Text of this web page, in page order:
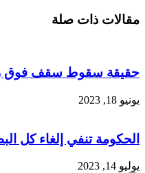
البريد
مقالات ذات صلة
حقيقة سقوط سقف فوق
يونيو 18, 2023
الحكومة تنفي إلغاء كل
يوليو 14, 2023